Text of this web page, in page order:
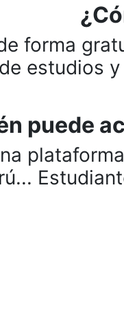
forma
estudios
puede